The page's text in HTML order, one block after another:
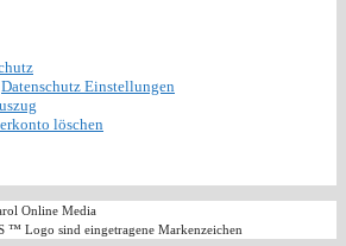
Datenschutz Einstellungen
löschen
Online Media
™ Logo sind eingetragene Markenzeichen